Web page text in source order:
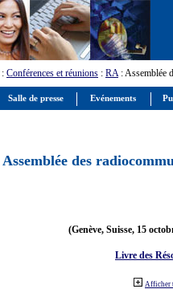
: Conférences et réunions : RA: Assemblée
Assemblée des
(Genève, Suisse, 15
Livre des
Afficher
Salle de presse Evénements